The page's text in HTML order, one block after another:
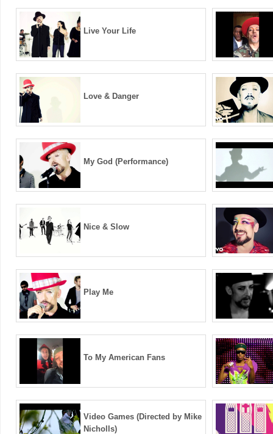
Live Your Life
Love & Danger
My God (Performance)
Nice & Slow
Play Me
To My American Fans
Video Games (Directed by Mike
Nicholls)